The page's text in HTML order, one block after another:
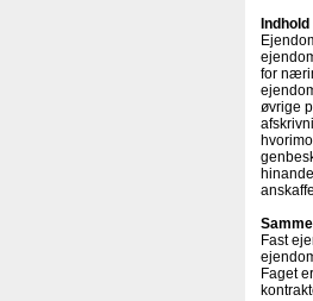
Indhold
for
øvrige
Fast
Faget